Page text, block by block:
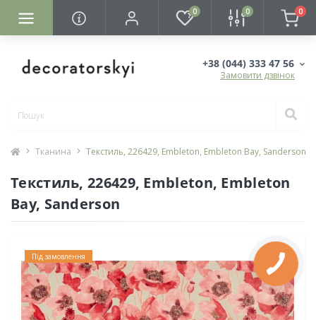
0 0 0
+38 (044) 333 47 56
Замовити дзвінок
Тканина Текстиль, 226429, Embleton, Embleton Bay, Sanderson
Текстиль, 226429, Embleton, Embleton
Bay, Sanderson
Під замовлення